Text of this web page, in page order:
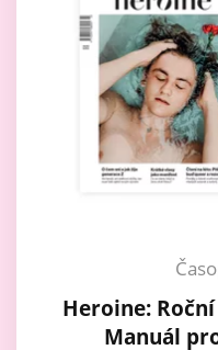
Heroine:
Manuál